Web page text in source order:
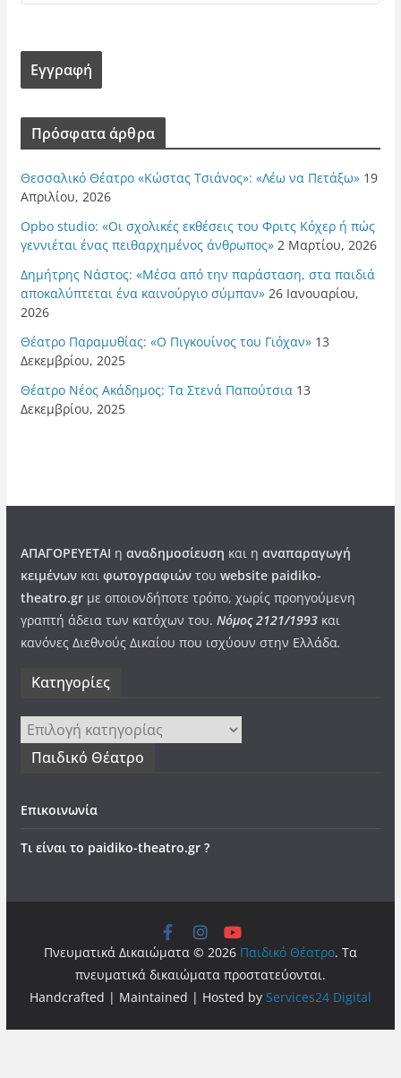
Πρόσφατα άρθρα
Θεσσαλικό Θέατρο «Κώστας Τσιάνος»: «Λέω να Πετάξω» 19
Απριλίου, 2026
Opbo studio: «Οι σχολικές εκθέσεις του Φριτς Κόχερ ή πώς
γεννιέται ένας πειθαρχημένος άνθρωπος» 2 Μαρτίου, 2026
Δημήτρης Νάστος: «Μέσα από την παράσταση, στα παιδιά
αποκαλύπτεται ένα καινούργιο σύμπαν» 26 Ιανουαρίου,
2026
Θέατρο Παραμυθίας: «Ο Πιγκουίνος του Γιόχαν» 13
Δεκεμβρίου, 2025
Θέατρο Νέος Ακάδημος: Τα Στενά Παπούτσια 13
Δεκεμβρίου, 2025
ΑΠΑΓΟΡΕΥΕΤΑΙ η αναδημοσίευση και η αναπαραγωγή
κειμένωνκαι φωτογραφιώντου website paidiko-
theatro.grμε οποιονδήποτε τρόπο, χωρίς προηγούμενη
γραπτή άδεια των κατόχων του. Νόμος 2121/1993και
κανόνες Διεθνούς Δικαίου που ισχύουν στην Ελλάδα.
Kατηγορίες
Kατηγορίες
Παιδικό Θέατρο
Επικοινωνία
Τι είναι το paidiko-theatro.gr ?
Πνευματικά Δικαιώματα © 2026 Παιδικό Θέατρο. Τα
πνευματικά δικαιώματα προστατεύονται.
Handcrafted | Maintained | Hosted by Services24 Digital